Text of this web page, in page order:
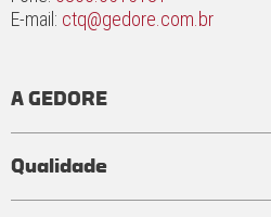
E-mail: ctq@gedore.com.br
A GEDORE
Qualidade